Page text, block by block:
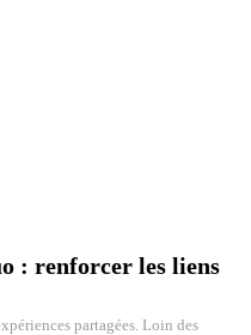
: renforcer les liens
partagées. Loin des